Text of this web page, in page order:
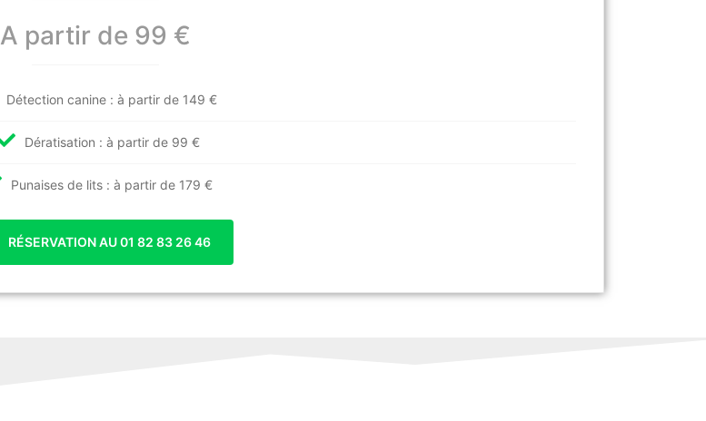
A partir de 99 €
Détection canine : à partir de 149 €
Dératisation : à partir de 99 €
Punaises de lits : à partir de 179 €
RÉSERVATION AU 01 82 83 26 46